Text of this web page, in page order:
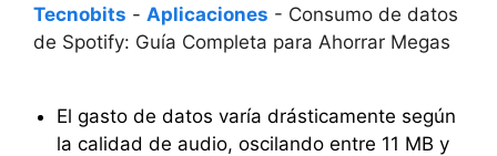
Tecnobits - Aplicaciones - Consumo de datos
de Spotify: Guía Completa para Ahorrar Megas
El gasto de datos varía drásticamente según
la calidad de audio, oscilando entre 11 MB y